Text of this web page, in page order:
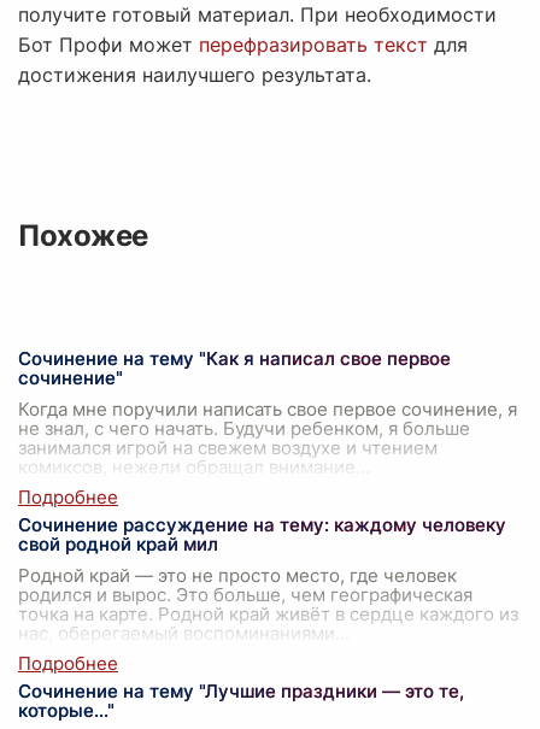
получите готовый материал. При необходимости
Бот Профи может перефразировать текст для
достижения наилучшего результата.
Похожее
Сочинение на тему "Как я написал свое первое
сочинение"
Когда мне поручили написать свое первое сочинение, я
не знал, с чего начать. Будучи ребенком, я больше
занимался игрой на свежем воздухе и чтением
комиксов, нежели обращал внимание
Сочинение рассуждение на тему: каждому человеку
свой родной край мил
Родной край — это не просто место, где человек
родился и вырос. Это больше, чем географическая
точка на карте. Родной край живёт в сердце каждого из
нас, оберегаемый воспоминаниями
Сочинение на тему "Лучшие праздники — это те,
которые..."